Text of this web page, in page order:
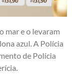
mar e o levaram
azul. A Polícia
de Polícia